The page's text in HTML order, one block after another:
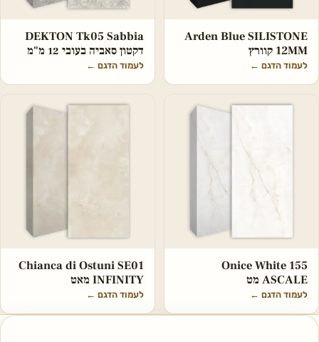
Arden Blue SILISTONE
12MM קוורץ
לעמוד הדגם ←
DEKTON Tk05 Sabbia
דקטון סאביה בעובי 12 מ"מ
לעמוד הדגם ←
Onice White 155
ASCALE מט
לעמוד הדגם ←
Chianca di Ostuni SE01
INFINITY מאט
לעמוד הדגם ←